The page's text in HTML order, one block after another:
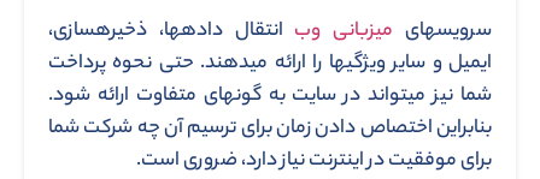
سرویس­های میزبانی وب انتقال داده­ها، ذخیره­سازی،
ایمیل و سایر ویژگی­ها را ارائه می­دهند. حتی نحوه پرداخت
شما نیز می­تواند در سایت به گونه­ای متفاوت ارائه شود.
بنابراین اختصاص دادن زمان برای ترسیم آن چه شرکت شما
برای موفقیت در اینترنت نیاز دارد، ضروری است.